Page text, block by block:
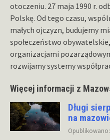
otoczeniu. 27 maja 1990 r.
Polskę. Od tego czasu,
małych ojczyzn, budujemy
społeczeństwo
organizacjami
rozwijamy systemy
Więcej informacji z
Długi
na
Opublikowano: